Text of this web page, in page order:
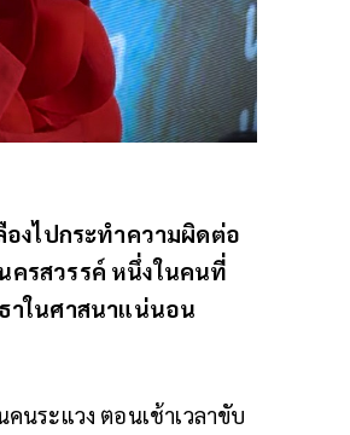
งไปกระทำความผิดต่อ
ครสวรรค์ หนึ่งในคนที่
าในศาสนาแน่นอน
นระแวง ตอนเช้าเวลาขับ